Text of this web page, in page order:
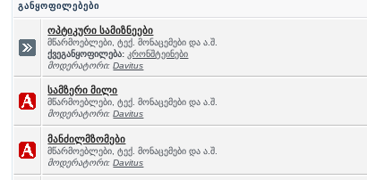
განყოფილებები
ოპტიკური სამიზნეები
მწარმოებლები, ტექ. მონაცემები და ა.შ.
ქვეგანყოფილება: კრონშტეინები
მოდერატორი:Davitus
სამზერი მილი
მწარმოებლები, ტექ. მონაცემები და ა.შ.
მოდერატორი:Davitus
მანძილმზომები
მწარმოებლები, ტექ. მონაცემები და ა.შ.
მოდერატორი:Davitus